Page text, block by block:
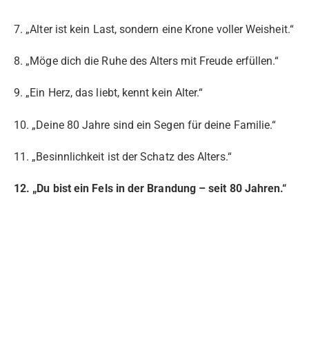
7. „Alter ist kein Last, sondern eine Krone voller Weisheit.“
8. „Möge dich die Ruhe des Alters mit Freude erfüllen.“
9. „Ein Herz, das liebt, kennt kein Alter.“
10. „Deine 80 Jahre sind ein Segen für deine Familie.“
11. „Besinnlichkeit ist der Schatz des Alters.“
12. „Du bist ein Fels in der Brandung – seit 80 Jahren.“